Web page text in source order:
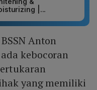
|...
Anton
kebocoran
yang memiliki